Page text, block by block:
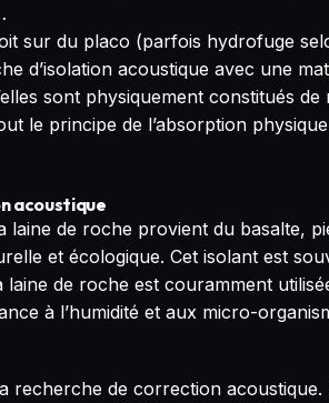
sur du placo (parfois hydrofuge
d’isolation acoustique avec une
sont physiquement constitués
le principe de l’absorption
acoustique
de roche provient du basalte,
et écologique. Cet isolant est
laine de roche est couramment
à l’humidité et aux micro-
recherche de correction